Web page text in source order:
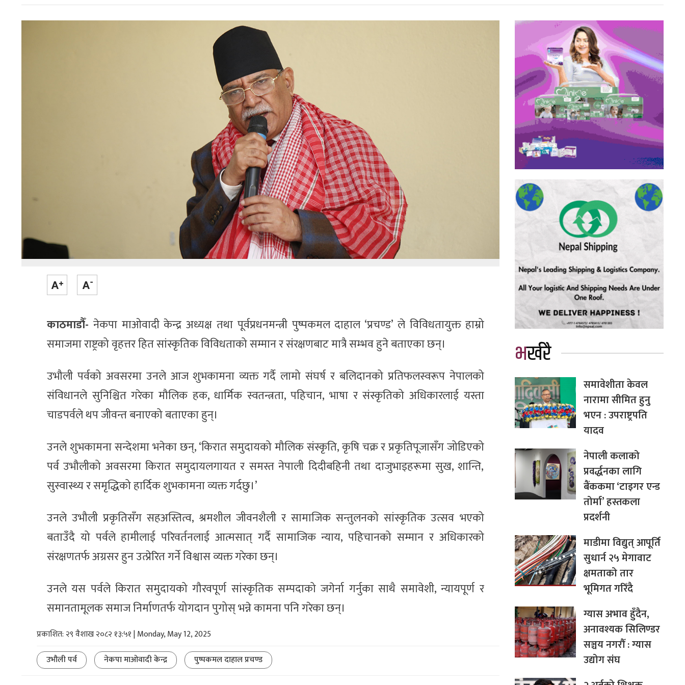
काठमाडौँ- नेकपा माओवादी केन्द्र अध्यक्ष तथा पूर्वप्रधनमन्त्री पुष्पकमल दाहाल ‘प्रचण्ड’ ले विविधतायुक्त हाम्रो
समाजमा राष्ट्रको वृहत्तर हित सांस्कृतिक विविधताको सम्मान र संरक्षणबाट मात्रै सम्भव हुने बताएका छन्।
उभौली पर्वको अवसरमा उनले आज शुभकामना व्यक्त गर्दै लामो संघर्ष र बलिदानको प्रतिफलस्वरूप नेपालको
संविधानले सुनिश्चित गरेका मौलिक हक, धार्मिक स्वतन्त्रता, पहिचान, भाषा र संस्कृतिको अधिकारलाई यस्ता
चाडपर्वले थप जीवन्त बनाएको बताएका हुन्।
उनले शुभकामना सन्देशमा भनेका छन्, ‘किरात समुदायको मौलिक संस्कृति, कृषि चक्र र प्रकृतिपूजासँग जोडिएको
पर्व उभौलीको अवसरमा किरात समुदायलगायत र समस्त नेपाली दिदीबहिनी तथा दाजुभाइहरूमा सुख, शान्ति,
सुस्वास्थ्य र समृद्धिको हार्दिक शुभकामना व्यक्त गर्दछु।’
उनले उभौली प्रकृतिसँग सहअस्तित्व, श्रमशील जीवनशैली र सामाजिक सन्तुलनको सांस्कृतिक उत्सव भएको
बताउँदै यो पर्वले हामीलाई परिवर्तनलाई आत्मसात् गर्दै सामाजिक न्याय, पहिचानको सम्मान र अधिकारको
संरक्षणतर्फ अग्रसर हुन उत्प्रेरित गर्ने विश्वास व्यक्त गरेका छन्।
उनले यस पर्वले किरात समुदायको गौरवपूर्ण सांस्कृतिक सम्पदाको जगेर्ना गर्नुका साथै समावेशी, न्यायपूर्ण र
समानतामूलक समाज निर्माणतर्फ योगदान पुगोस् भन्ने कामना पनि गरेका छन्।
प्रकाशित: २९ वैशाख २०८२ १३:५१ | Monday, May 12, 2025
उभौली पर्व
नेकपा माओवादी केन्द्र पुष्पकमल दाहाल प्रचण्ड
भर्खरै
समावेशीता केवल
नारामा सीमित हुनु
भएन : उपराष्ट्रपति
यादव
नेपाली कलाको
प्रवर्द्धनका लागि
बैंककमा ‘टाइगर एन्ड
तोर्मा’ हस्तकला
प्रदर्शनी
माडीमा विद्युत् आपूर्ति
सुधार्न २५ मेगावाट
क्षमताको तार
भूमिगत गरिँदै
ग्यास अभाव हुँदैन,
अनावश्यक सिलिण्डर
सञ्चय नगरौँ : ग्यास
उद्योग संघ